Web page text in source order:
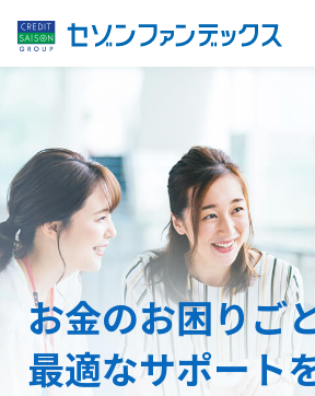
お金のお困りご
最適なサポート